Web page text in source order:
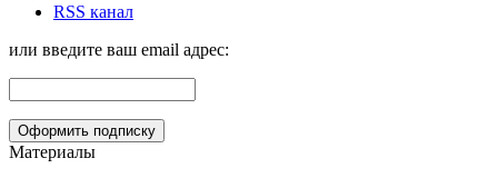
RSS канал
или введите ваш email адрес:
Материалы